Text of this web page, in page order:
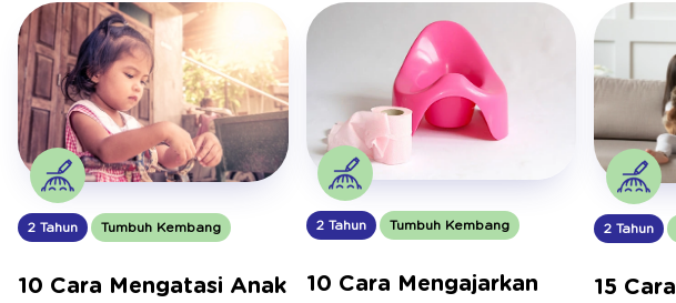
2 Tahun Tumbuh Kembang
10 Cara Mengatasi Anak
2 Tahun Tumbuh Kembang
10 Cara Mengajarkan
2 Tahun
15